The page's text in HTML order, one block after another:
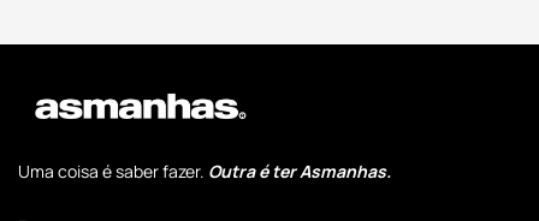
Uma coisa é saber fazer. Outra é ter Asmanhas.